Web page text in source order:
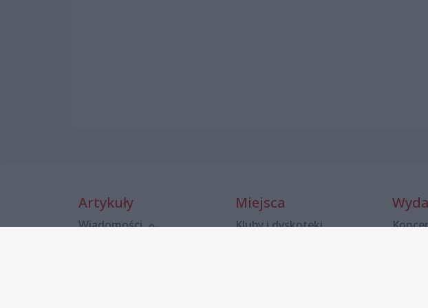
Artykuły
Wiadomości
Miejsca
Kluby i dyskoteki